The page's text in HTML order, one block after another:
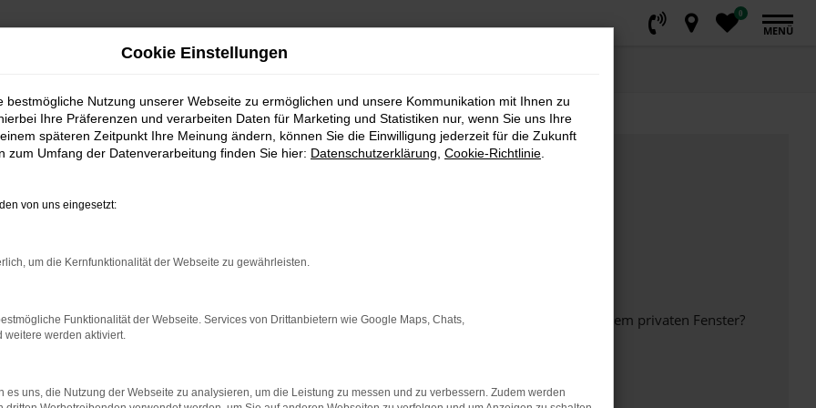
0
MENÜ
bestimmter Seiten verhindern. Funktioniert die Seite in einem anderen Browser oder in einem privaten Fenster?
beheben.
auf dem neuesten Stand sind.
Cookie Einstellungen
bestmögliche Nutzung unserer Webseite zu ermöglichen und unsere Kommunikation mit Ihnen zu
Ihre Präferenzen und verarbeiten Daten für Marketing und Statistiken nur, wenn Sie uns Ihre
späteren Zeitpunkt Ihre Meinung ändern, können Sie die Einwilligung jederzeit für die Zukunft
zum Umfang der Datenverarbeitung finden Sie hier: Datenschutzerklärung Cookie-Richtlinie
von uns eingesetzt:
um die Kernfunktionalität der Webseite zu gewährleisten.
Funktionalität der Webseite. Services von Drittanbietern wie Google Maps, Chats,
weitere werden aktiviert.
es uns, die Nutzung der Webseite zu analysieren, um die Leistung zu messen und zu verbessern. Zudem werden